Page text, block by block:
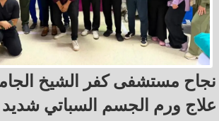
نجاح مستشفى كفر الشيخ
علاج ورم الجسم السباتي